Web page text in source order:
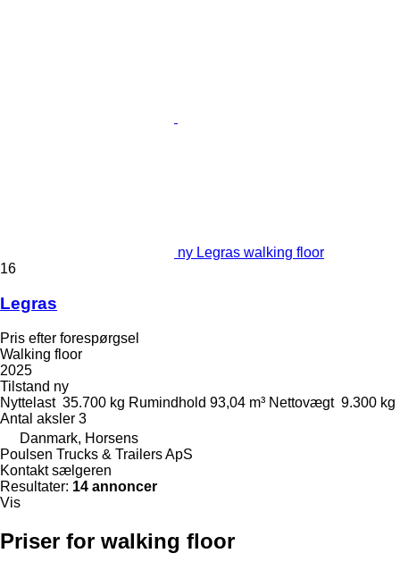
ny Legras walking floor
16
Legras
Pris efter forespørgsel
Walking floor
2025
Tilstand ny
Nyttelast 35.700 kg Rumindhold 93,04 m³ Nettovægt 9.300 kg
Antal aksler 3
Danmark, Horsens
Poulsen Trucks & Trailers ApS
Kontakt sælgeren
Resultater: 14 annoncer
Vis
Priser for walking floor